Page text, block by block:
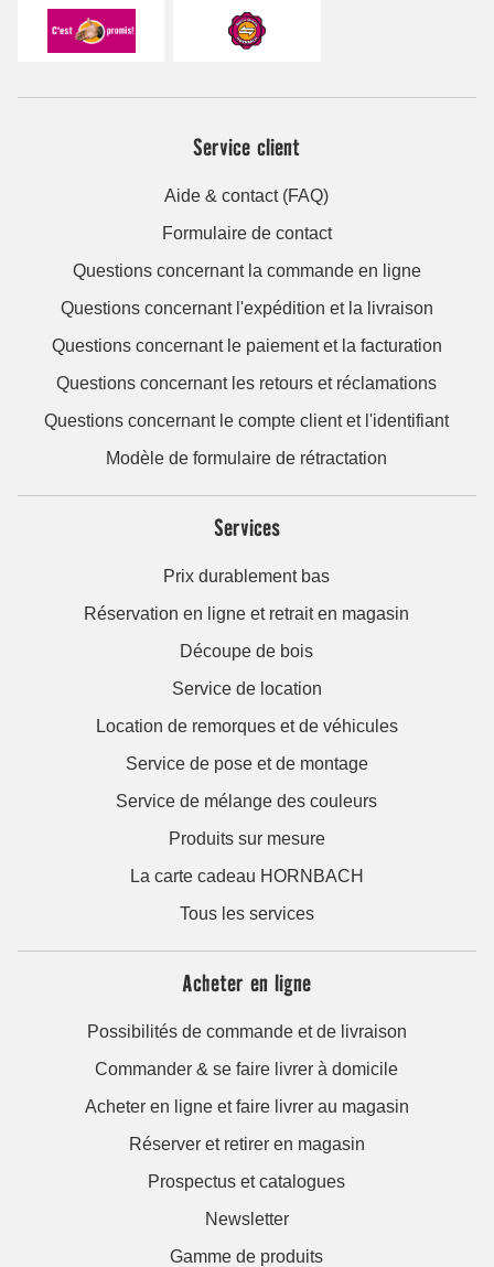
Service client
Aide & contact (FAQ)
Formulaire de contact
Questions concernant la commande en ligne
Questions concernant l'expédition et la livraison
Questions concernant le paiement et la facturation
Questions concernant les retours et réclamations
Questions concernant le compte client et l'identifiant
Modèle de formulaire de rétractation
Services
Prix durablement bas
Réservation en ligne et retrait en magasin
Découpe de bois
Service de location
Location de remorques et de véhicules
Service de pose et de montage
Service de mélange des couleurs
Produits sur mesure
La carte cadeau HORNBACH
Tous les services
Acheter en ligne
Possibilités de commande et de livraison
Commander & se faire livrer à domicile
Acheter en ligne et faire livrer au magasin
Réserver et retirer en magasin
Prospectus et catalogues
Newsletter
Gamme de produits